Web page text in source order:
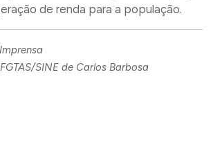
de renda para a população.
SINE de Carlos Barbosa